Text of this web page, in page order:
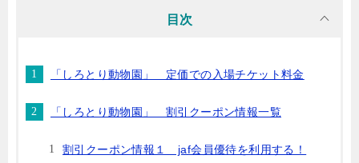
目次
「しろとり動物園」 定価での入場チケット料金
「しろとり動物園」 割引クーポン情報一覧
割引クーポン情報１ jaf会員優待を利用する！